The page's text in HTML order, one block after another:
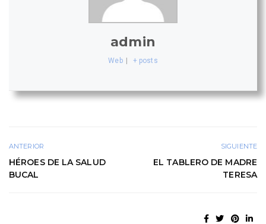
admin
Web + posts
ANTERIOR
HÉROES DE LA SALUD
BUCAL
SIGUIENTE
EL TABLERO DE MADRE
TERESA